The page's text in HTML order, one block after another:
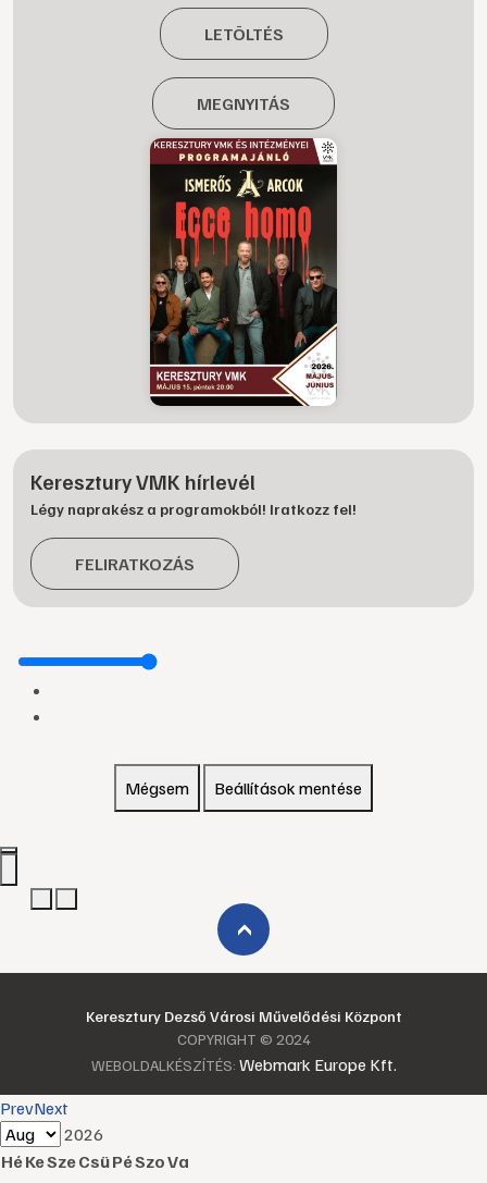
LETÖLTÉS
MEGNYITÁS
Keresztury VMK hírlevél
Légy naprakész a programokból! Iratkozz fel!
FELIRATKOZÁS
Mégsem Beállítások mentése
›
Keresztury Dezső Városi Művelődési Központ
COPYRIGHT © 2024
WEBOLDALKÉSZÍTÉS: Webmark Europe Kft.
PrevNext
2026
HéKeSzeCsüPéSzoVa